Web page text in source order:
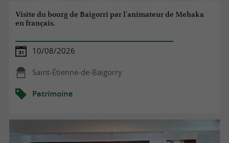
Visite du bourg de Baigorri par l'animateur de Mehaka
en français.
10/08/2026
Saint-Étienne-de-Baïgorry
Patrimoine